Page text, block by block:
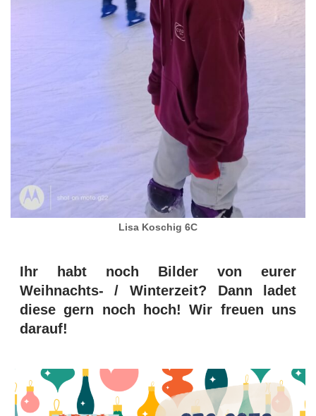
Lisa Koschig 6C
Ihr habt noch Bilder von eurer
Weihnachts- / Winterzeit? Dann ladet
diese gern noch hoch! Wir freuen uns
darauf!